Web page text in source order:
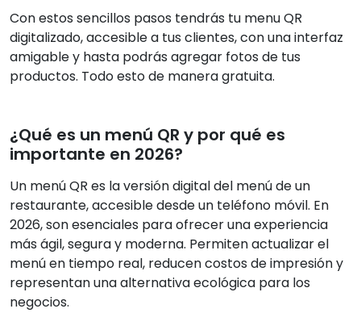
Con estos sencillos pasos tendrás tu menu QR
digitalizado, accesible a tus clientes, con una interfaz
amigable y hasta podrás agregar fotos de tus
productos. Todo esto de manera gratuita.
¿Qué es un menú QR y por qué es
importante en 2026?
Un menú QR es la versión digital del menú de un
restaurante, accesible desde un teléfono móvil. En
2026, son esenciales para ofrecer una experiencia
más ágil, segura y moderna. Permiten actualizar el
menú en tiempo real, reducen costos de impresión y
representan una alternativa ecológica para los
negocios.